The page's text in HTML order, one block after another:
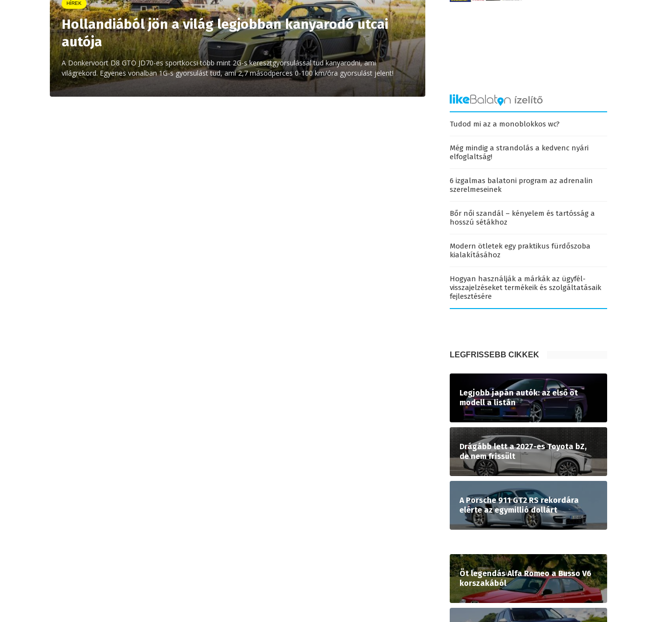
HÍREK
Hollandiából jön a világ legjobban kanyarodó utcai
autója
A Donkervoort D8 GTO JD70-es sportkocsi több mint 2G-s keresztgyorsulással tud kanyarodni, ami
világrekord. Egyenes vonalban 1G-s gyorsulást tud, ami 2,7 másodperces 0-100 km/óra gyorsulást jelent!
Tudod mi az a monoblokkos wc?
Még mindig a strandolás a kedvenc nyári
elfoglaltság!
6 izgalmas balatoni program az adrenalin
szerelmeseinek
Bőr női szandál – kényelem és tartósság a
hosszú sétákhoz
Modern ötletek egy praktikus fürdőszoba
kialakításához
Hogyan használják a márkák az ügyfél-
visszajelzéseket termékeik és szolgáltatásaik
fejlesztésére
LEGFRISSEBB CIKKEK
Legjobb japán autók: az első öt
modell a listán
Drágább lett a 2027-es Toyota bZ,
de nem frissült
A Porsche 911 GT2 RS rekordára
elérte az egymillió dollárt
Öt legendás Alfa Romeo a Busso V6
korszakából